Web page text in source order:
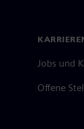
Jobs und
Offene